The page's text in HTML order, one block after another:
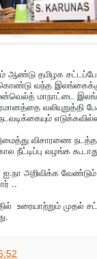
ஆண்டு தமிழக
வந்த
மாநாட்டை
வலியுறுத்தி
விசாரணை
நீட்டிப்பு வழங்க
அறிவிக்க
..
உரையாற்றும் முதல்